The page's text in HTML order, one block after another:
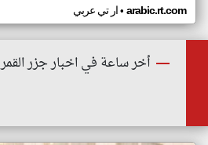
ار تي عربي• arabic.rt.com
أخر ساعة في اخبار جزر القمر